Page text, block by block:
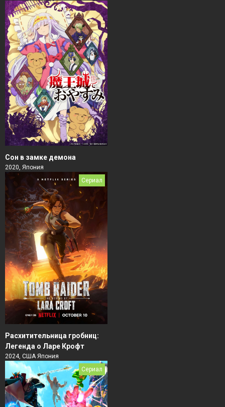
Сон в замке демона
2020, Япония
Сериал
Расхитительница гробниц:
Легенда о Ларе Крофт
2024, США Япония
Сериал